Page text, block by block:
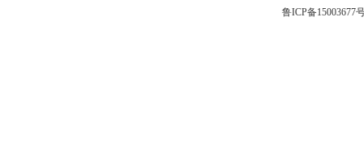
鲁ICP备15003677